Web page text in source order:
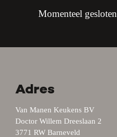
Momenteel gesloten
Adres
Van Manen Keukens BV
Doctor Willem Dreeslaan 2
3771 RW Barneveld